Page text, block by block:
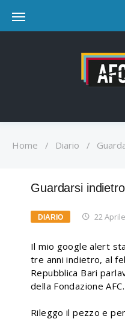
Home / Diario /
Guardarsi
DIARIO 22
Il mio google alert
tre anni indietro, al
Repubblica Bari
della Fondazione
Rileggo il pezzo e